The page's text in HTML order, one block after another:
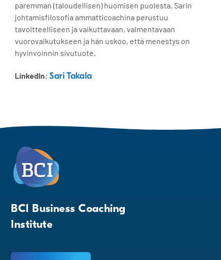
paremman (taloudellisen) huomisen puolesta. Sarin
johtamisfilosofia ammatticoachina perustuu
tavoitteelliseen ja vaikuttavaan, valmentavaan
vuorovaikutukseen ja hän uskoo, että menestys on
hyvinvoinnin sivutuote.
LinkedIn: Sari Takala
BCI Business Coaching
Institute